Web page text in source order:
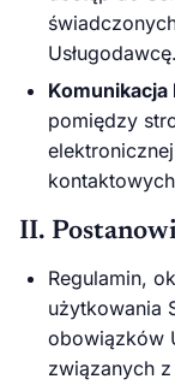
Usługodawcę.
pomiędzy
II.
Regulamin,
użytkowania
obowiązków
związanych